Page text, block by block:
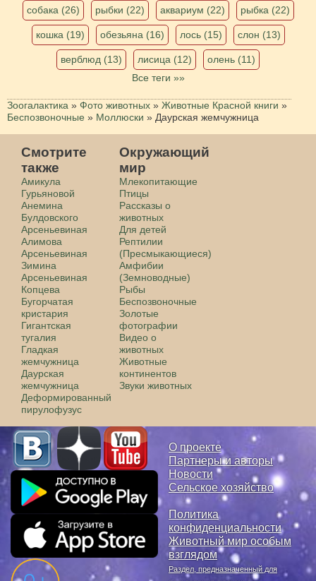
собака (26) рыбки (22) аквариум (22) рыбка (22)
кошка (19) обезьяна (16) лось (15) слон (13)
верблюд (13) лисица (12)
олень (11)
Все теги »»
Зоогалактика » Фото животных » Животные Красной книги »
Беспозвоночные » Моллюски » Даурская жемчужница
Смотрите
также
Амикула
Гурьяновой
Анемина
Булдовского
Арсеньевиная
Алимова
Арсеньевиная
Зимина
Арсеньевиная
Копцева
Бугорчатая
кристария
Гигантская
тугалия
Гладкая
жемчужница
Даурская
жемчужница
Деформированный
пирулофузус
Окружающий
мир
Млекопитающие
Птицы
Рассказы о
животных
Для детей
Рептилии
(Пресмыкающиеся)
Амфибии
(Земноводные)
Рыбы
Беспозвоночные
Золотые
фотографии
Видео о
животных
Животные
континентов
Звуки животных
О проекте
Партнеры и авторы
Новости
Сельское хозяйство
Политика
конфиденциальности
Животный мир особым
взглядом
Раздел, предназначенный для